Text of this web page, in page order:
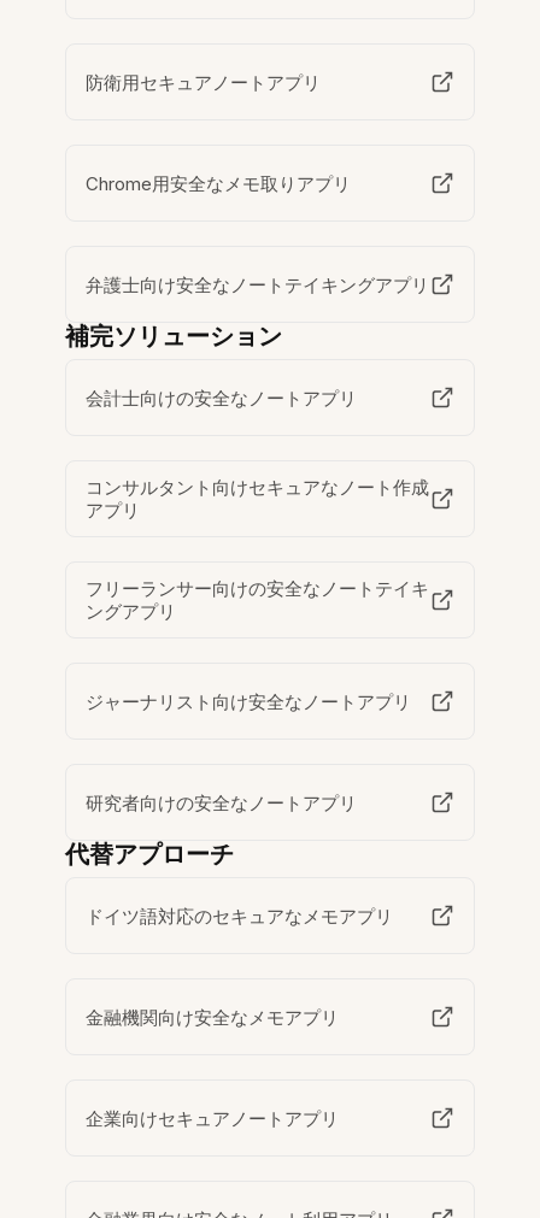
防衛用セキュアノートアプリ
Chrome用安全なメモ取りアプリ
弁護士向け安全なノートテイキングアプリ
補完ソリューション
会計士向けの安全なノートアプリ
コンサルタント向けセキュアなノート作成
アプリ
フリーランサー向けの安全なノートテイキ
ングアプリ
ジャーナリスト向け安全なノートアプリ
研究者向けの安全なノートアプリ
代替アプローチ
ドイツ語対応のセキュアなメモアプリ
金融機関向け安全なメモアプリ
企業向けセキュアノートアプリ